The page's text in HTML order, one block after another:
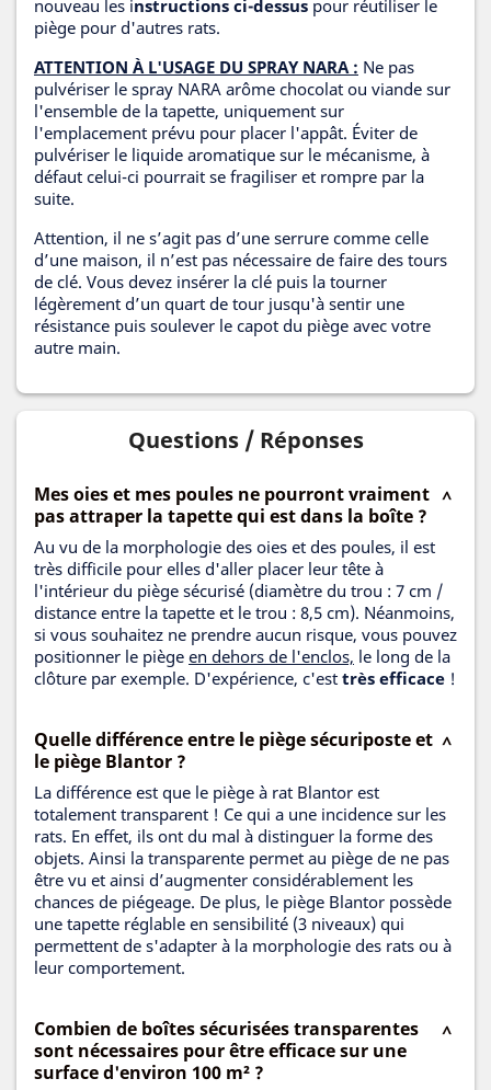
nouveau les instructions ci-dessus pour réutiliser le
piège pour d'autres rats.
ATTENTION À L'USAGE DU SPRAY NARA : Ne pas
pulvériser le spray NARA arôme chocolat ou viande sur
l'ensemble de la tapette, uniquement sur
l'emplacement prévu pour placer l'appât. Éviter de
pulvériser le liquide aromatique sur le mécanisme, à
défaut celui-ci pourrait se fragiliser et rompre par la
suite.
Attention, il ne s’agit pas d’une serrure comme celle
d’une maison, il n’est pas nécessaire de faire des tours
de clé. Vous devez insérer la clé puis la tourner
légèrement d’un quart de tour jusqu'à sentir une
résistance puis soulever le capot du piège avec votre
autre main.
Questions / Réponses
Mes oies et mes poules ne pourront vraiment
pas attraper la tapette qui est dans la boîte ?
Au vu de la morphologie des oies et des poules, il est
très difficile pour elles d'aller placer leur tête à
l'intérieur du piège sécurisé (diamètre du trou : 7 cm /
distance entre la tapette et le trou : 8,5 cm). Néanmoins,
si vous souhaitez ne prendre aucun risque, vous pouvez
positionner le piège en dehors de l'enclos, le long de la
clôture par exemple. D'expérience, c'est très efficace !
Quelle différence entre le piège sécuriposte et
le piège Blantor ?
La différence est que le piège à rat Blantor est
totalement transparent ! Ce qui a une incidence sur les
rats. En effet, ils ont du mal à distinguer la forme des
objets. Ainsi la transparente permet au piège de ne pas
être vu et ainsi d’augmenter considérablement les
chances de piégeage. De plus, le piège Blantor possède
une tapette réglable en sensibilité (3 niveaux) qui
permettent de s'adapter à la morphologie des rats ou à
leur comportement.
Combien de boîtes sécurisées transparentes
sont nécessaires pour être efficace sur une
surface d'environ 100 m² ?